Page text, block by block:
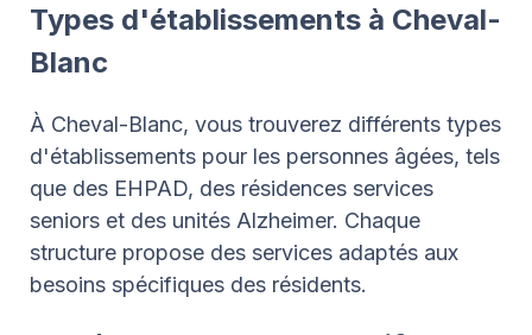
Types d'établissements à Cheval-
Blanc
À Cheval-Blanc, vous trouverez différents types
d'établissements pour les personnes âgées, tels
que des EHPAD, des résidences services
seniors et des unités Alzheimer. Chaque
structure propose des services adaptés aux
besoins spécifiques des résidents.